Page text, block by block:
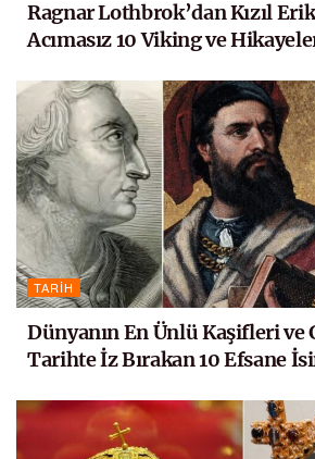
Ragnar Lothbrok’dan Kızıl
Acımasız 10 Viking ve
TARIH
Dünyanın En Ünlü Kaşifleri ve
Tarihte İz Bırakan 10 Efsane